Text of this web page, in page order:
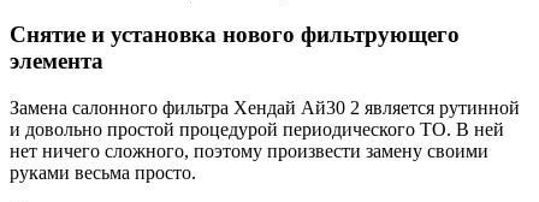
Снятие и установка нового фильтрующего
элемента
Замена салонного фильтра Хендай Ай30 2 является рутинной
и довольно простой процедурой периодического ТО. В ней
нет ничего сложного, поэтому произвести замену своими
руками весьма просто.